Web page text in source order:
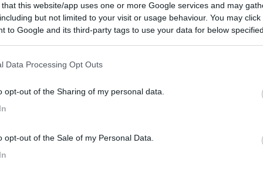
this website/app uses one or more Google services and may
but not limited to your visit or usage behaviour. You may
to Google and its third-party tags to use your data for below
Data Processing Opt Outs
opt-out of the Sharing of my personal data.
opt-out of the Sale of my Personal Data.
10 4
(TE) - 85.6km
6